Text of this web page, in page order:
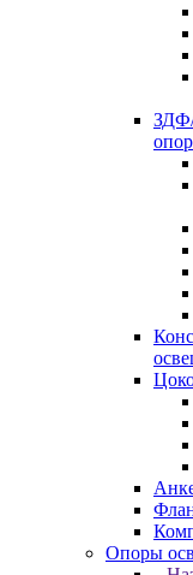
опор
Опоры